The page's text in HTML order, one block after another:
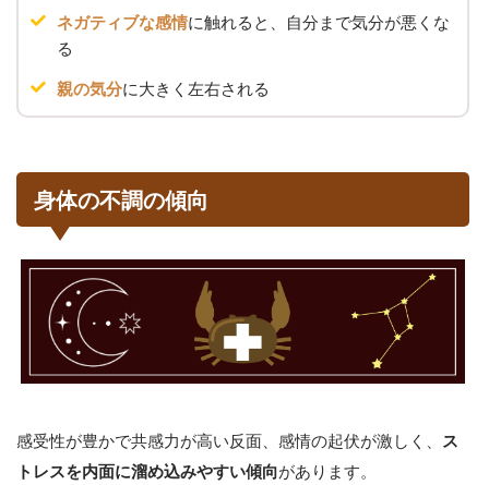
ネガティブな感情に触れると、自分まで気分が悪くな
る
親の気分に大きく左右される
身体の不調の傾向
感受性が豊かで共感力が高い反面、感情の起伏が激しく、 ス
トレスを内面に溜め込みやすい傾向があります。